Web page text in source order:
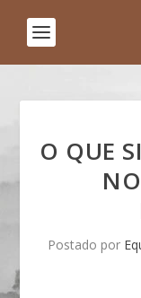
O QUE
Postado por